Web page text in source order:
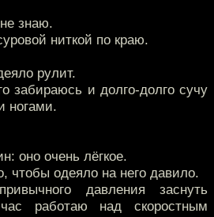
знаю.
ниткой по краю.
рулит.
забираюсь и долго-долго сучу
ногами.
оно очень лёгкое.
чтобы одеяло на него давило.
давления заснуть
работаю над скоростным